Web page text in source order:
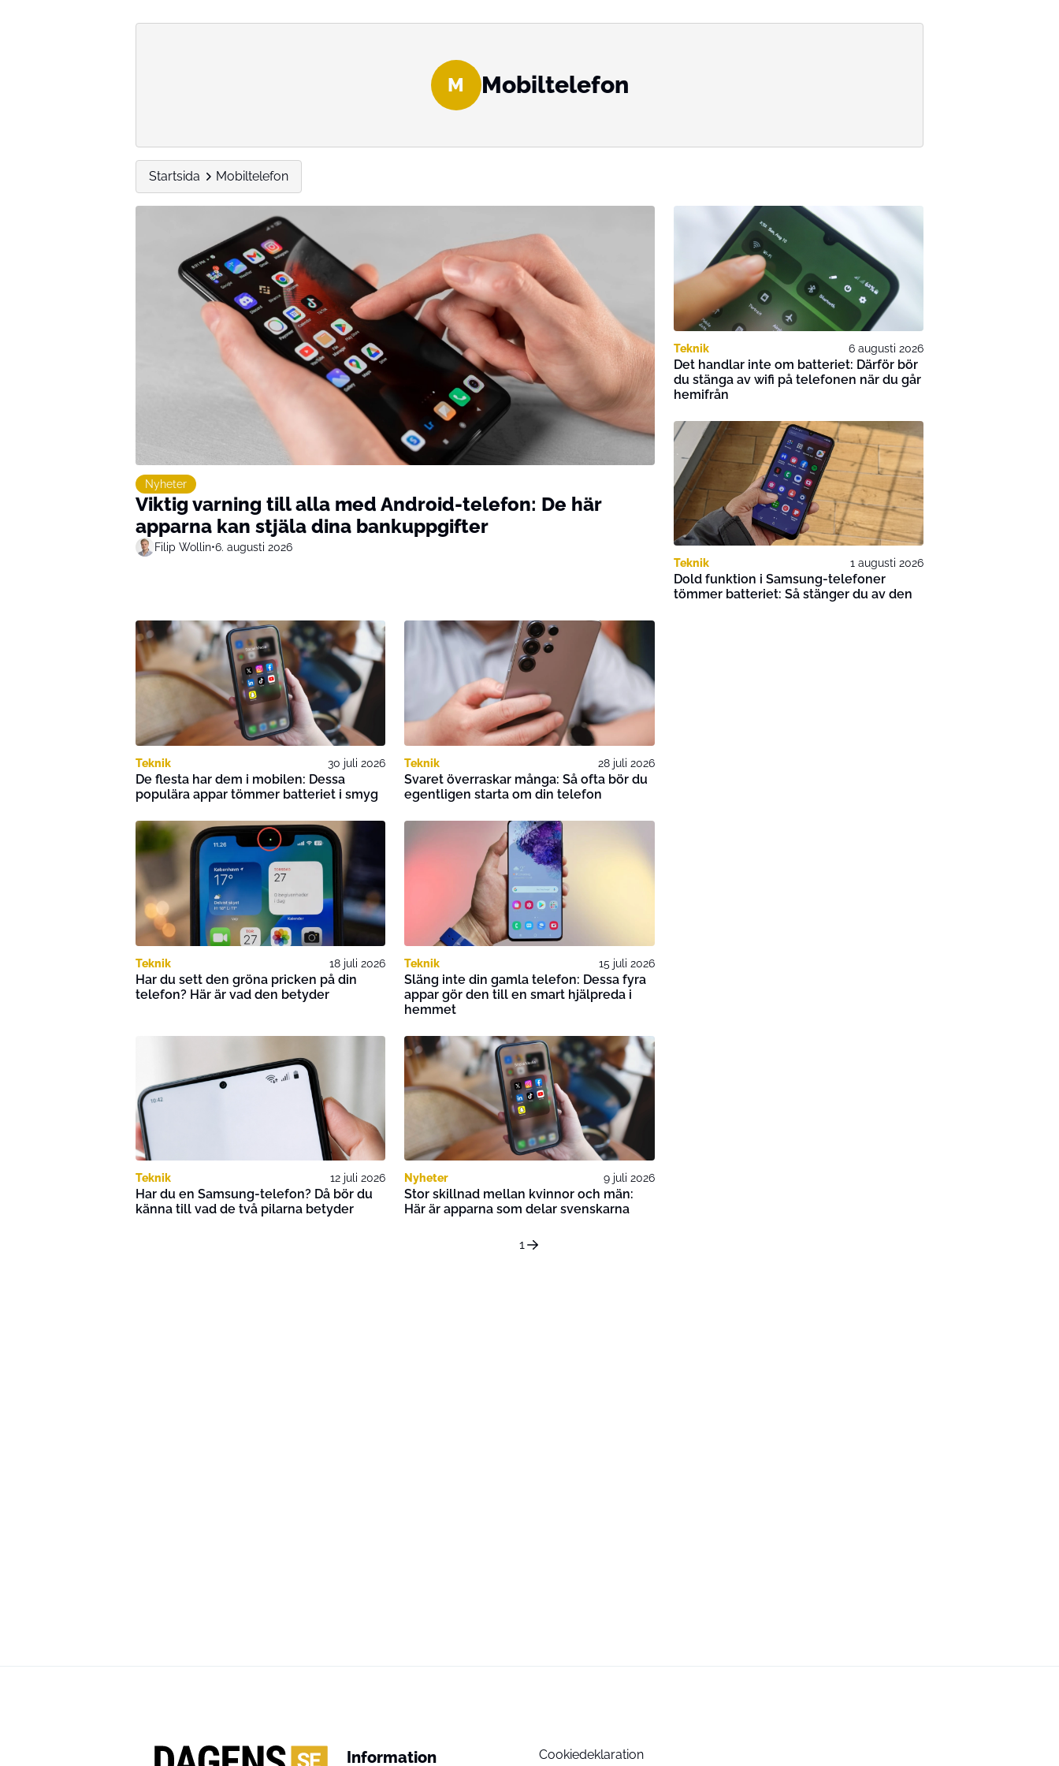
M Mobiltelefon
Startsida Mobiltelefon
Nyheter
Viktig varning till alla med Android-telefon: De här
apparna kan stjäla dina bankuppgifter
Filip Wollin•6. augusti 2026
Teknik 6 augusti 2026
Det handlar inte om batteriet: Därför bör
du stänga av wifi på telefonen när du går
hemifrån
Teknik 1 augusti 2026
Dold funktion i Samsung-telefoner
tömmer batteriet: Så stänger du av den
Teknik 30 juli 2026
De flesta har dem i mobilen: Dessa
populära appar tömmer batteriet i smyg
Teknik 28 juli 2026
Svaret överraskar många: Så ofta bör du
egentligen starta om din telefon
Teknik 18 juli 2026
Har du sett den gröna pricken på din
telefon? Här är vad den betyder
Teknik 15 juli 2026
Släng inte din gamla telefon: Dessa fyra
appar gör den till en smart hjälpreda i
hemmet
Teknik 12 juli 2026
Har du en Samsung-telefon? Då bör du
känna till vad de två pilarna betyder
Nyheter 9 juli 2026
Stor skillnad mellan kvinnor och män:
Här är apparna som delar svenskarna
1
Information Cookiedeklaration